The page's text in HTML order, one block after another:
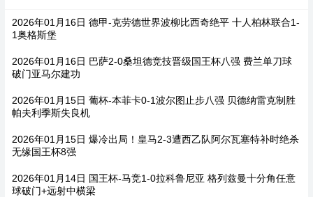
2026年01月16日 德甲-克劳德世界波柳比西奇绝平 十人柏林联合1-
1奥格斯堡
2026年01月16日 巴萨2-0桑坦德竞技晋级国王杯八强 费兰单刀球
破门亚马尔建功
2026年01月15日 葡杯-本菲卡0-1波尔图止步八强 贝德纳雷克制胜
帕夫利季斯失良机
2026年01月15日 爆冷出局！皇马2-3遭西乙队阿尔瓦塞特补时绝杀
无缘国王杯8强
2026年01月14日 国王杯-马竞1-0拉科鲁尼亚 格列兹曼十分角任意
球破门+远射中横梁